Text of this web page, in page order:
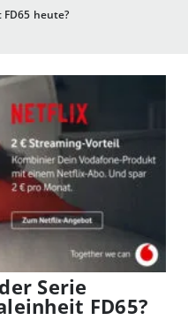
heute?
Serie
FD65?